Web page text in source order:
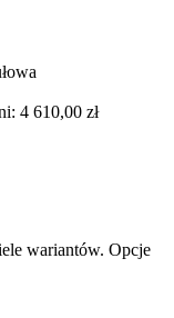
4 610,00 zł
wariantów. Opcje